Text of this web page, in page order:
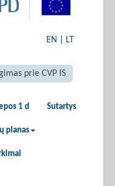
EN LT
prie CVP IS
1 d Sutartys
planas